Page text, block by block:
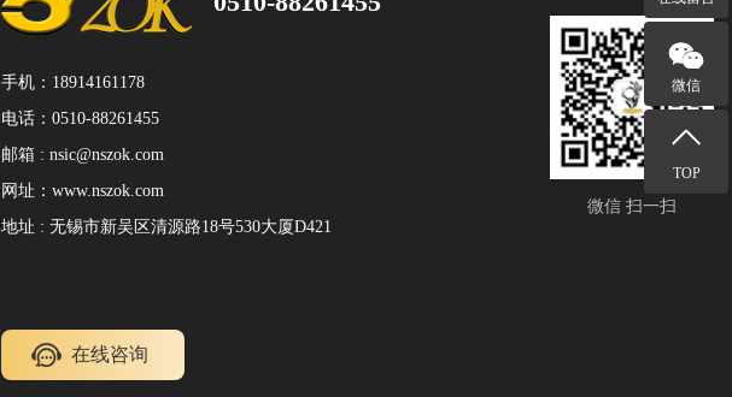
手机：18914161178
电话：0510-88261455
邮箱 : nsic@nszok.com
网址：www.nszok.com
地址 : 无锡市新吴区清源路18号530大厦D421
在线咨询
微信 扫一扫
微信
TOP